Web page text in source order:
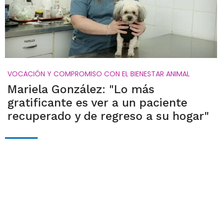
VOCACIÓN Y COMPROMISO CON EL BIENESTAR ANIMAL
Mariela González: "Lo más
gratificante es ver a un paciente
recuperado y de regreso a su hogar"